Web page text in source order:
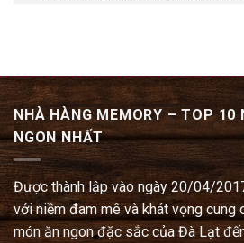
NHÀ HÀNG MEMORY – TOP
NGON NHẤT
Được thành lập vào ngày 20/04/
với niềm đam mê và khát vọng cung
món ăn ngon đặc sắc của Đà Lạt